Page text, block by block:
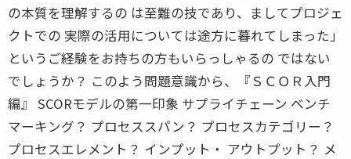
の本質を理解するの は至難の技であり、ましてプロジェ
クトでの 実際の活用については途方に暮れてしまった」
というご経験をお持ちの方もいらっしゃるの ではない
でしょうか？ このよう問題意識から、『ＳＣＯＲ入門
編』 SCORモデルの第一印象 サプライチェーン ベンチ
マーキング？ プロセススパン？ プロセスカテゴリー？
プロセスエレメント？ インプット・ アウトプット？ メ